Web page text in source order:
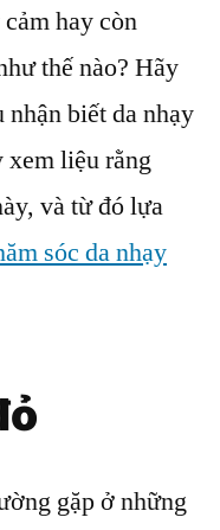
hay còn
thế nào? Hãy
nhận biết da nhạy
xem liệu rằng
và từ đó lựa
sóc da nhạy
gặp ở những